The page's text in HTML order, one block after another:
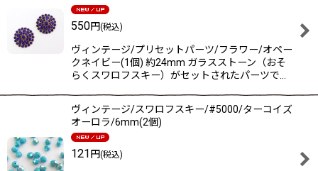
550円(税込)
ヴィンテージ/プリセットパーツ/フラワー/オペー
クネイビー(1個) 約24mm ガラスストーン（おそ
らくスワロフスキー）がセットされたパーツで…
ヴィンテージ/スワロフスキー/#5000/ターコイズ
オーロラ/6mm(2個)
121 円(税込)